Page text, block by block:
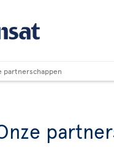
partnerschappen